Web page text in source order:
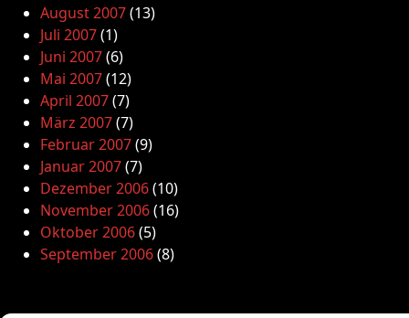
August 2007(13)
Juli 2007(1)
Juni 2007(6)
Mai 2007(12)
April 2007(7)
März 2007(7)
Februar 2007(9)
Januar 2007(7)
Dezember 2006(10)
November 2006(16)
Oktober 2006(5)
September 2006(8)